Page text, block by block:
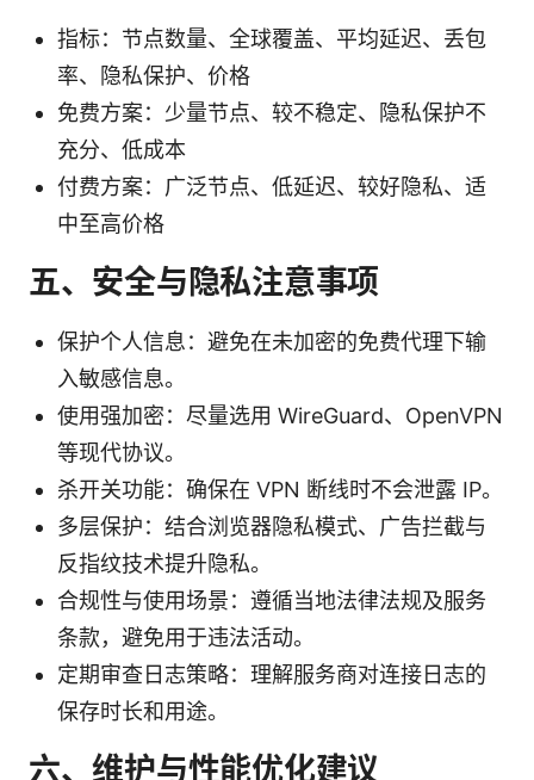
指标：节点数量、全球覆盖、平均延迟、丢包
率、隐私保护、价格
免费方案：少量节点、较不稳定、隐私保护不
充分、低成本
付费方案：广泛节点、低延迟、较好隐私、适
中至高价格
五、安全与隐私注意事项
保护个人信息：避免在未加密的免费代理下输
入敏感信息。
使用强加密：尽量选用 WireGuard、OpenVPN
等现代协议。
杀开关功能：确保在 VPN 断线时不会泄露 IP。
多层保护：结合浏览器隐私模式、广告拦截与
反指纹技术提升隐私。
合规性与使用场景：遵循当地法律法规及服务
条款，避免用于违法活动。
定期审查日志策略：理解服务商对连接日志的
保存时长和用途。
六、维护与性能优化建议